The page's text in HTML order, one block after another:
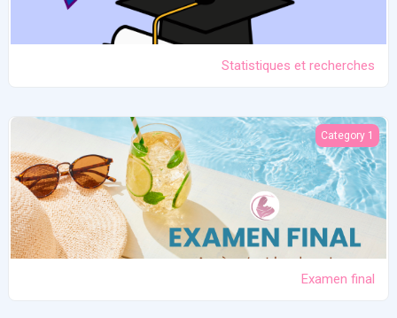
Statistiques et recherches
Examen final
Category 1
Examen final